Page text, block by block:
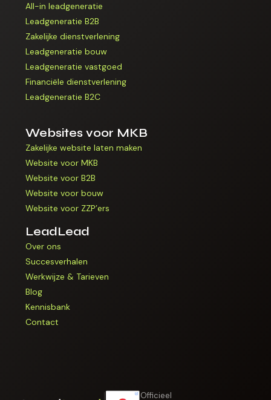
All-in leadgeneratie
Leadgeneratie B2B
Zakelijke dienstverlening
Leadgeneratie bouw
Leadgeneratie vastgoed
Financiële dienstverlening
Leadgeneratie B2C
Websites voor MKB
Zakelijke website laten maken
Website voor MKB
Website voor B2B
Website voor bouw
Website voor ZZP’ers
LeadLead
Over ons
Succesverhalen
Werkwijze & Tarieven
Blog
Kennisbank
Contact
Officieel